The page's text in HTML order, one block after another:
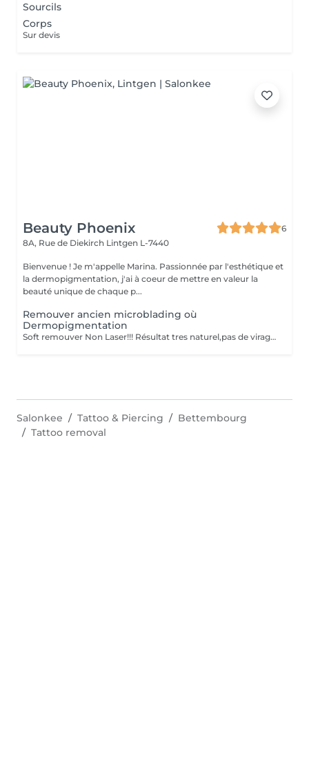
Sourcils
Corps
Sur devis
Beauty Phoenix
6
8A, Rue de Diekirch Lintgen L-7440
Bienvenue ! Je m'appelle Marina. Passionnée par l'esthétique et
la dermopigmentation, j'ai à coeur de mettre en valeur la
beauté unique de chaque p...
Remouver ancien microblading où
Dermopigmentation
Soft remouver Non Laser!!! Résultat tres naturel,pas de virage de la couleur,diagnostique avant le traitement
Salonkee Tattoo & Piercing
Bettembourg
Tattoo removal